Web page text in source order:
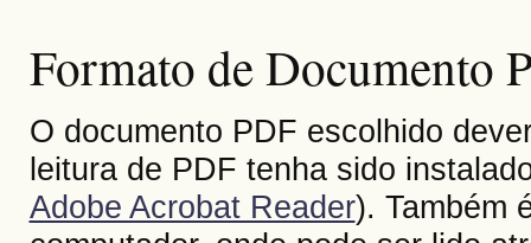
Formato de Documento
O documento PDF escolhido
leitura de PDF tenha sido
Adobe Acrobat Reader). Também